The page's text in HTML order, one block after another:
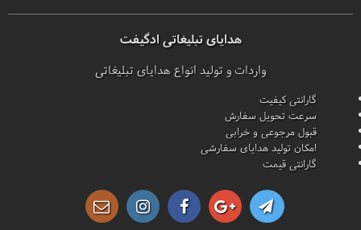
هدایای تبلیغاتی ادگیفت
واردات و تولید انواع هدایای تبلیغاتی
گارانتی کیفیت
سرعت تحویل سفارش
قبول مرجوعی و خرابی
امکان تولید هدایای سفارشی
گارانتی قیمت